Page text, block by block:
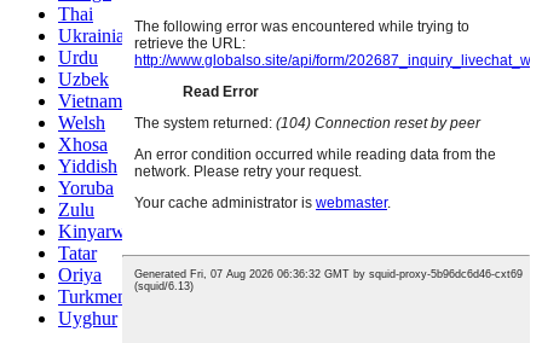
Thai
Ukrainian
Urdu
Uzbek
Vietnamese
Welsh
Xhosa
Yiddish
Yoruba
Zulu
Kinyarwanda
Tatar
Oriya
Turkmen
Uyghur